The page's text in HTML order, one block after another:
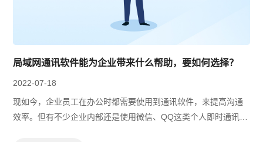
局域网通讯软件能为企业带来什么帮助，要如何选择？
2022-07-18
现如今，企业员工在办公时都需要使用到通讯软件，来提高沟通
效率。但有不少企业内部还是使用微信、QQ这类个人即时通讯软